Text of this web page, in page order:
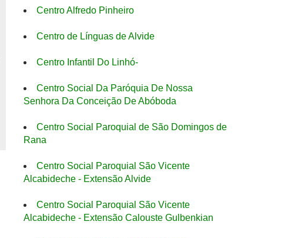
Centro Alfredo Pinheiro
Centro de Línguas de Alvide
Centro Infantil Do Linhó-
Centro Social Da Paróquia De Nossa
Senhora Da Conceição De Abóboda
Centro Social Paroquial de São Domingos de
Rana
Centro Social Paroquial São Vicente
Alcabideche - Extensão Alvide
Centro Social Paroquial São Vicente
Alcabideche - Extensão Calouste Gulbenkian